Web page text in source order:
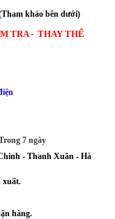
(Tham khảo bên dưới)
TRA - THAY THẾ
7 ngày
- Thanh Xuân - Hà
xuất.
hàng.